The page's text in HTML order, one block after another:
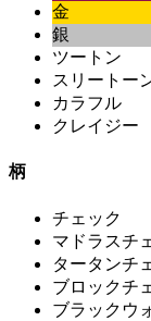
金
銀
ツートン
スリートー
カラフル
クレイジー
柄
チェック
マドラスチ
タータンチ
ブロックチ
ブラックウ